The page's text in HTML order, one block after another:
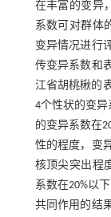
在丰富的变异
系数可对群体
变异情况进行
传变异系数和
江省胡桃楸的
4个性状的变异
的变异系数在
性的程度，变
核顶尖突出程
系数在20%以
共同作用的结